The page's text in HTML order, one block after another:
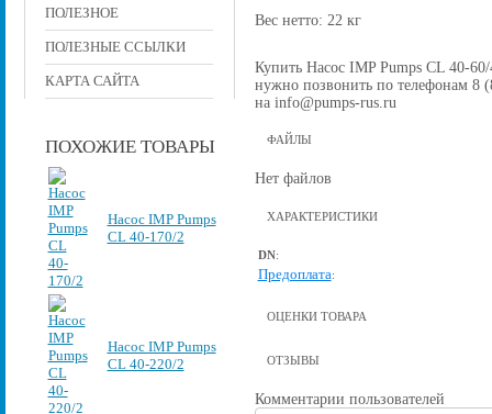
ПОЛЕЗНОЕ
ПОЛЕЗНЫЕ ССЫЛКИ
КАРТА САЙТА
ПОХОЖИЕ ТОВАРЫ
Насос IMP Pumps
CL 40-170/2
Насос IMP Pumps
CL 40-220/2
Вес нетто: 22 кг
Купить Насос IMP Pumps CL 40-
нужно позвонить по телефонам 8
на info@pumps-rus.ru
ФАЙЛЫ
Нет файлов
ХАРАКТЕРИСТИКИ
DN:
Предоплата:
ОЦЕНКИ ТОВАРА
ОТЗЫВЫ
Комментарии пользователей